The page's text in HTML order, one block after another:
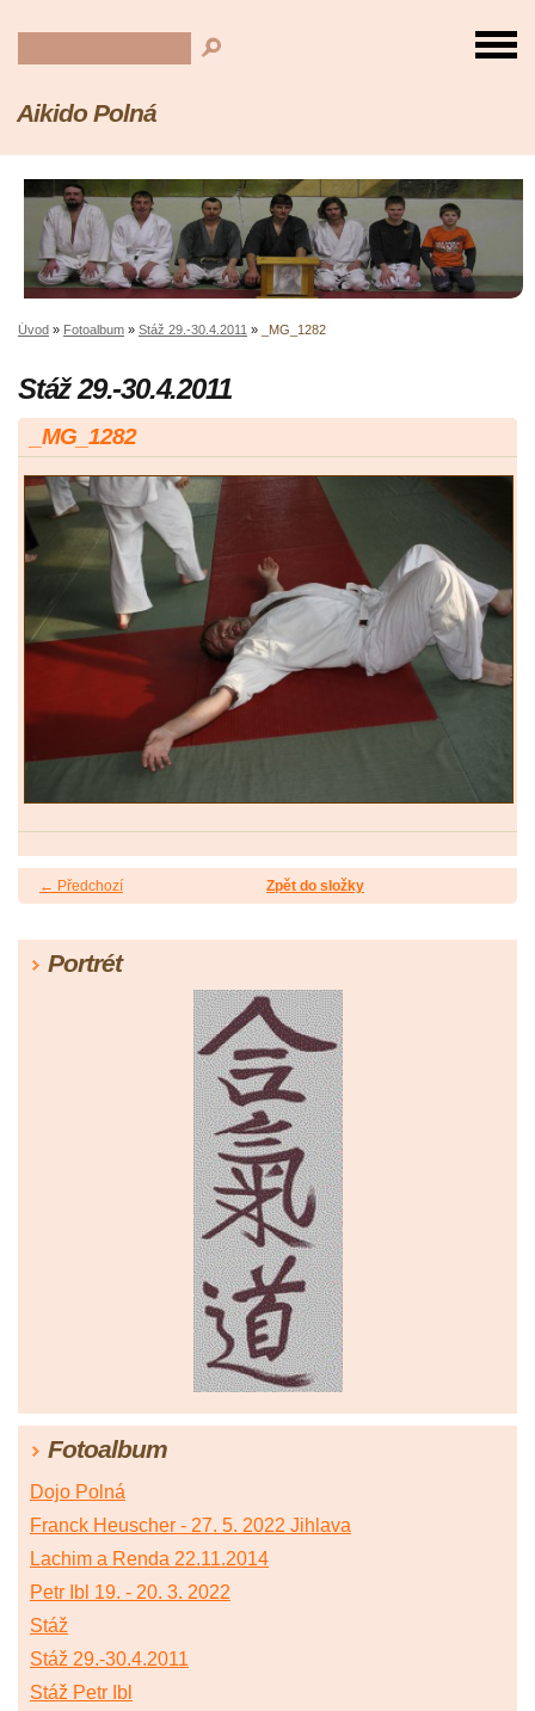
Aikido Polná
Úvod » Fotoalbum » Stáž 29.-30.4.2011 » _MG_1282
Stáž 29.-30.4.2011
_MG_1282
← Předchozí Zpět do složky
Portrét
Fotoalbum
Dojo Polná
Franck Heuscher - 27. 5. 2022 Jihlava
Lachim a Renda 22.11.2014
Petr Ibl 19. - 20. 3. 2022
Stáž
Stáž 29.-30.4.2011
Stáž Petr Ibl